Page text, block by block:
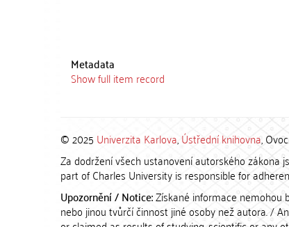
Metadata
Show full item record
© 2025 Univerzita Karlova,Ústřední knihovna,
Za dodržení všech ustanovení autorského zákona
part of Charles University is responsible for
Upozornění / Notice:Získané informace nemohou
nebo jinou tvůrčí činnost jiné osoby než autora. /